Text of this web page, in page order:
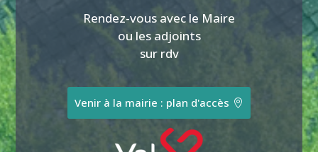
Rendez-vous avec le Maire
ou les adjoints
sur rdv
Venir à la mairie : plan d'accès